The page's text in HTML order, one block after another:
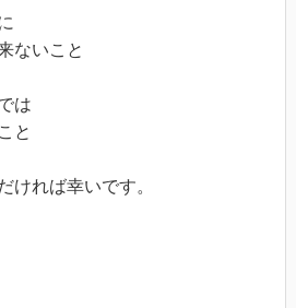
ないこと
は
と
ければ幸いです。